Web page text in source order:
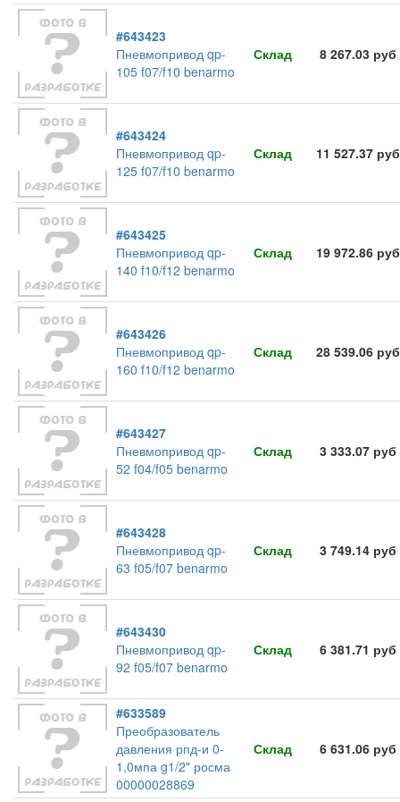
#643423
Пневмопривод qp-
105 f07/f10 benarmo
Склад 8 267.03 руб
#643424
Пневмопривод qp-
125 f07/f10 benarmo
Склад 11 527.37 руб
#643425
Пневмопривод qp-
140 f10/f12 benarmo
Склад 19 972.86 руб
#643426
Пневмопривод qp-
160 f10/f12 benarmo
Склад 28 539.06 руб
#643427
Пневмопривод qp-
52 f04/f05 benarmo
Склад 3 333.07 руб
#643428
Пневмопривод qp-
63 f05/f07 benarmo
Склад 3 749.14 руб
#643430
Пневмопривод qp-
92 f05/f07 benarmo
Склад 6 381.71 руб
#633589
Преобразователь
давления рпд-и 0-
1,0мпа g1/2" росма
00000028869
Склад 6 631.06 руб